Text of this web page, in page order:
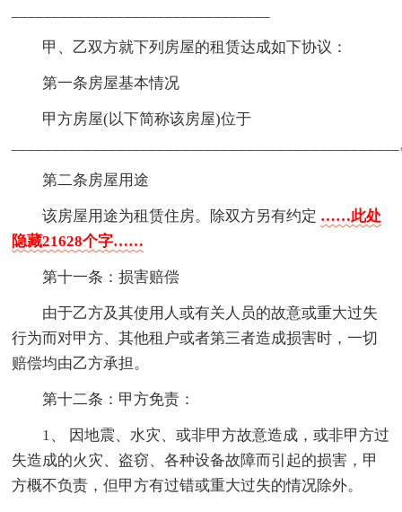
甲、乙双方就下列房屋的租赁达成如下协议：
第一条房屋基本情况
甲方房屋(以下简称该房屋)位于
第二条房屋用途
该房屋用途为租赁住房。除双方另有约定 ……此处
隐藏21628个字……
第十一条：损害赔偿
由于乙方及其使用人或有关人员的故意或重大过失
行为而对甲方、其他租户或者第三者造成损害时，一切
赔偿均由乙方承担。
第十二条：甲方免责：
1、 因地震、水灾、或非甲方故意造成，或非甲方过
失造成的火灾、盗窃、各种设备故障而引起的损害，甲
方概不负责，但甲方有过错或重大过失的情况除外。